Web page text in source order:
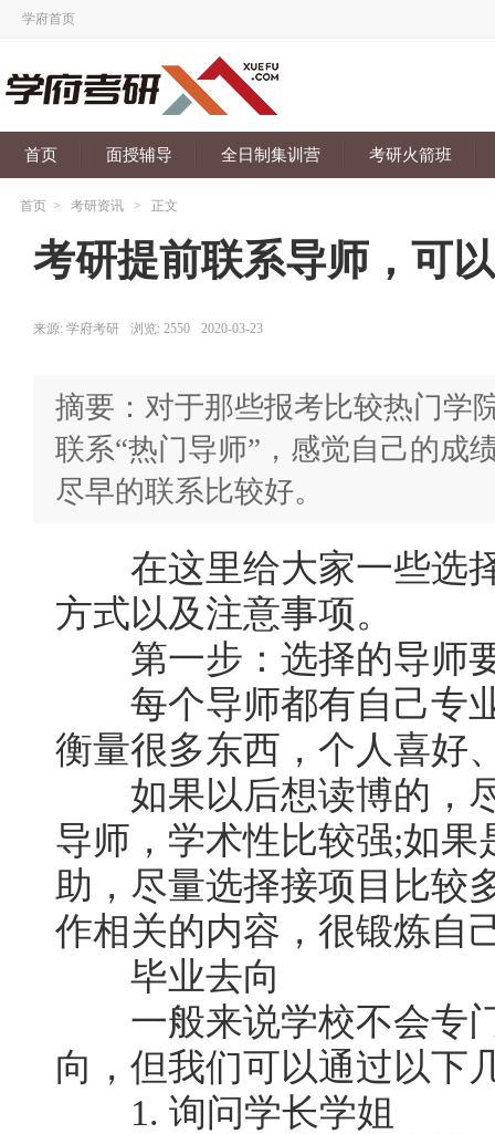
学府首页
首页 面授辅导 全日制集训营 考研火箭班
首页 > 考研资讯 > 正文
考研提前联系导师，可
来源: 学府考研 浏览: 2550 2020-03-23
摘要：对于那些报考比较热门学
联系“热门导师”，感觉自己的成
尽早的联系比较好。
在这里给大家一些选择
方式以及注意事项。
第一步：选择的导师要
每个导师都有自己专业
衡量很多东西，个人喜好
如果以后想读博的，尽
导师，学术性比较强;如
助，尽量选择接项目比较
作相关的内容，很锻炼自
毕业去向
一般来说学校不会专
向，但我们可以通过以下
1. 询问学长学姐